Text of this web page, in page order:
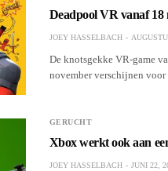
Deadpool VR vanaf 18
JOEY HASSELBACH
De knotsgekke VR-game
november verschijnen voor
GERUCHT
Xbox werkt ook aan
JOEY HASSELBACH JUNI 22,